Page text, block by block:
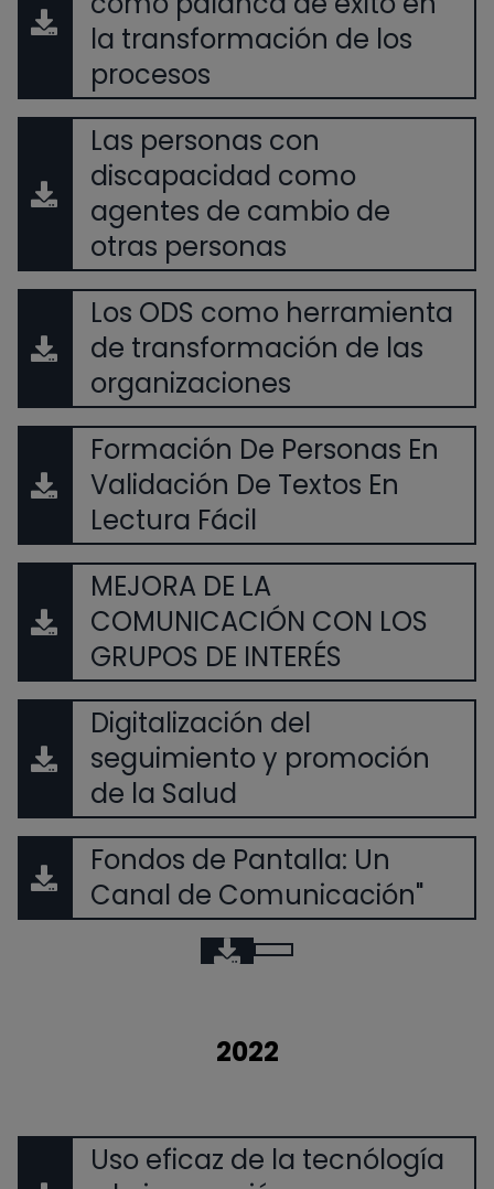
la transformación de los
procesos
Las personas con
discapacidad como
agentes de cambio de
otras personas
Los ODS como herramienta
de transformación de las
organizaciones
Formación De Personas En
Validación De Textos En
Lectura Fácil
MEJORA DE LA
COMUNICACIÓN CON LOS
GRUPOS DE INTERÉS
Digitalización del
seguimiento y promoción
de la Salud
Fondos de Pantalla: Un
Canal de Comunicación"
2022
Uso eficaz de la tecnólogía